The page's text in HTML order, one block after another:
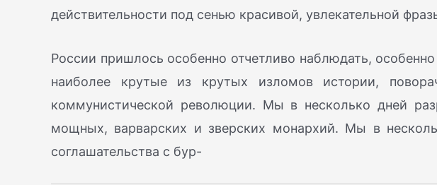
действительности под сенью красивой, увлекательной
России пришлось особенно отчетливо наблюдать,
наиболее крутые из крутых изломов истории,
коммунистической революции. Мы в несколько дней
мощных, варварских и зверских монархий. Мы в
соглашательства с бур-